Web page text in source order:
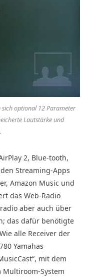
sich optional 12 Parameter
Lautstärke und
2, Blue-tooth,
Streaming-Apps
Amazon Music und
das Web-Radio
aber auch über
das dafür benötigte
alle Receiver der
Yamahas
mit dem
Multiroom-System